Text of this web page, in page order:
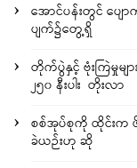
အောင်ပန်းတွင် ပျ
ပျက်၌တွေ့ရှိ
တိုက်ပွဲနှင့် ဗုံးကြဲမှုမျ
၂၅၀ နီးပါး တိုးလာ
စစ်အုပ်စုကို ထိုင်းက
ခဲယဉ်းဟု ဆို